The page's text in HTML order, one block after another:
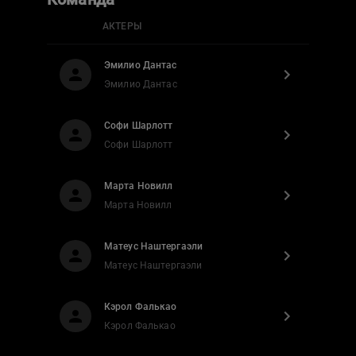
АКТЕРЫ
Эмилио Дантас
Эмилио Дантас
Софи Шарлотт
Софи Шарлотт
Марта Новилл
Марта Новилл
Матеус Наштергаэли
Матеус Наштергаэли
Кэрол Фалькао
Кэрол Фалькао